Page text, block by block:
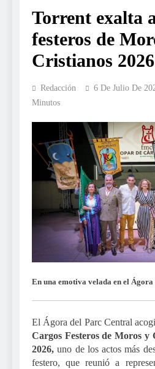
Torrent exalta
festeros de
Cristianos 2026
Redacción 6 De Julio De
Minutos
En una emotiva velada en el
El Ágora del Parc Central
Cargos Festeros de Moros
2026, uno de los actos más
festero, que reunió a